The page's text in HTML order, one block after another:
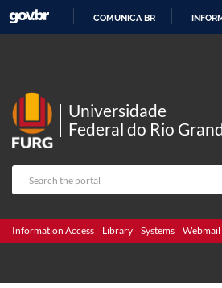
COMUNICA BR
Universidade
Federal do Rio
Information Access Library Systems Webmail